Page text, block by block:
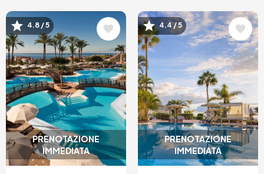
PRENOTAZIONE
IMMEDIATA
Immagine
4.8 / 5
PRENOTAZIONE
IMMEDIATA
Immagine
4.4 / 5